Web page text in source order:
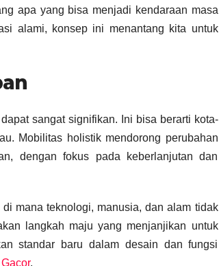
apa yang bisa menjadi kendaraan masa
alami, konsep ini menantang kita untuk
sangat signifikan. Ini bisa berarti kota-
Mobilitas holistik mendorong perubahan
dengan fokus pada keberlanjutan dan
mana teknologi, manusia, dan alam tidak
langkah maju yang menjanjikan untuk
standar baru dalam desain dan fungsi
.